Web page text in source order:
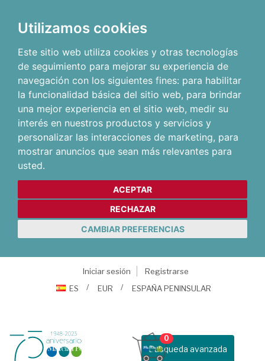
Utilizamos cookies
Este sitio web utiliza cookies y otras tecnologías
de seguimiento para mejorar su experiencia de
navegación con los siguientes fines: para habilitar
la funcionalidad básica del sitio web, para brindar
una mejor experiencia en el sitio web, medir su
interés en nuestros productos y servicios y
personalizar las interacciones de marketing, para
mostrar anuncios que sean más relevantes para
usted.
ACEPTAR
RECHAZAR
CAMBIAR PREFERENCIAS
Iniciar sesión
Registrarse
ES
EUR ESPAÑA PENINSULAR
Busqueda avanzada
0